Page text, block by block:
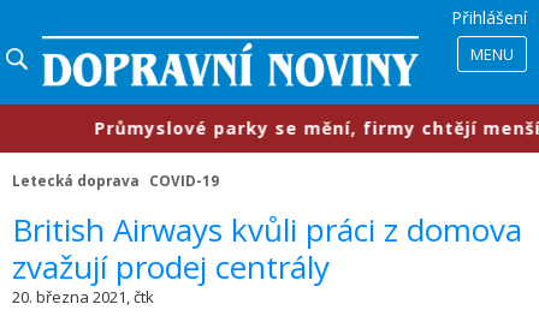
Přihlášení
MENU
​Průmyslové parky se mění, firmy chtějí menší
Letecká doprava COVID-19
​British Airways kvůli práci z domova
zvažují prodej centrály
20. března 2021, čtk